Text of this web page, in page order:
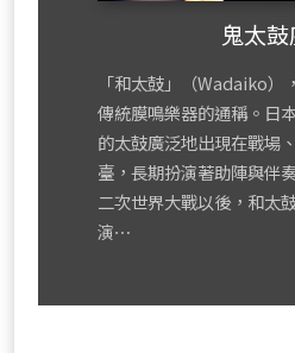
鬼太
「和太鼓」（Wadaiko）
傳統膜鳴樂器的通稱。日
的太鼓廣泛地出現在戰場
臺，長期扮演著助陣與伴
二次世界大戰以後，和太
演⋯